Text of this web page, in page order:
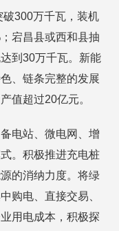
300万千瓦，装机
宕昌县或西和县抽
到30万千瓦。新能
、链条完整的发展
值超过20亿元。
电站、微电网、增
。积极推进充电桩
的消纳力度。将绿
购电、直接交易、
用电成本，积极探